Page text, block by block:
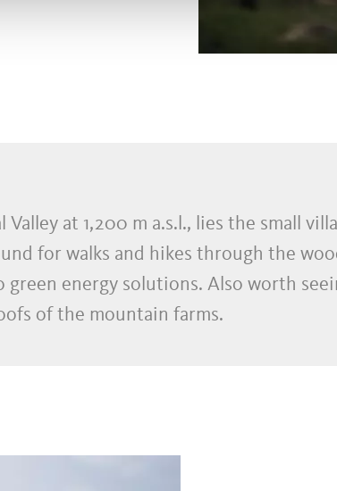
Valley at 1,200 m a.s.l., lies the small
for walks and hikes through the
green energy solutions. Also worth
of the mountain farms.